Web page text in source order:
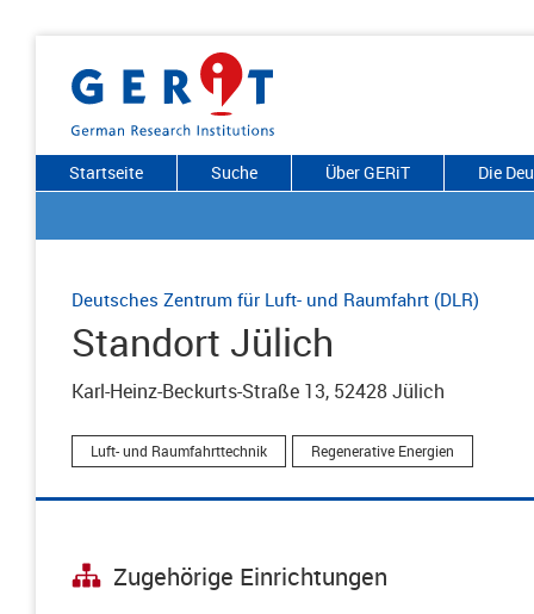
Startseite Suche Über GERiT Die
Deutsches Zentrum für Luft- und Raumfahrt (DLR)
Standort Jülich
Karl-Heinz-Beckurts-Straße 13, 52428 Jülich
Luft- und Raumfahrttechnik Regenerative Energien
Zugehörige Einrichtungen